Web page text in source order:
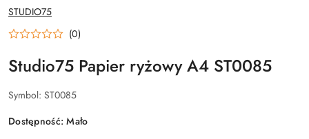
NAZWA
PRODUCENTA:
STUDIO75
(0)
Studio75 Papier ryżowy A4 ST0085
Symbol: ST0085
Dostępność:Mało